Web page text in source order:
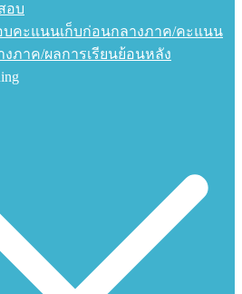
อบ
บคะแนนเก็บก่อนกลางภาค/คะแนน
งภาค/ผลการเรียนย้อนหลัง